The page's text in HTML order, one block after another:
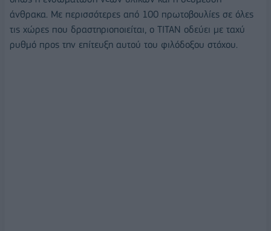
άνθρακα. Με περισσότερες από 100 πρωτοβουλίες σε όλες
τις χώρες που δραστηριοποιείται, ο ΤΙΤΑΝ οδεύει με ταχύ
ρυθμό προς την επίτευξη αυτού του φιλόδοξου στόχου.